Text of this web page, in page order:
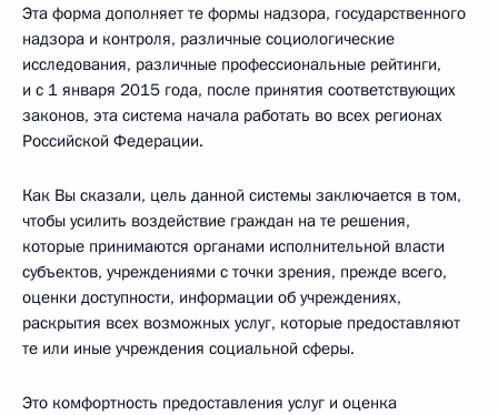
Эта форма дополняет те формы надзора, государственного
надзора и контроля, различные социологические
исследования, различные профессиональные рейтинги,
и с 1 января 2015 года, после принятия соответствующих
законов, эта система начала работать во всех регионах
Российской Федерации.
Как Вы сказали, цель данной системы заключается в том,
чтобы усилить воздействие граждан на те решения,
которые принимаются органами исполнительной власти
субъектов, учреждениями с точки зрения, прежде всего,
оценки доступности, информации об учреждениях,
раскрытия всех возможных услуг, которые предоставляют
те или иные учреждения социальной сферы.
Это комфортность предоставления услуг и оценка